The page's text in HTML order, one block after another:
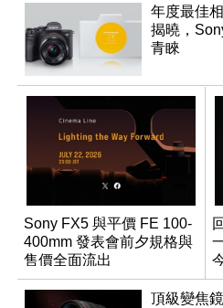
年度最佳
揭曉，
青睞
Sony FX5 與平價 FE 100-
400mm 發表會前夕規格與
售價全面流出
頂級變焦